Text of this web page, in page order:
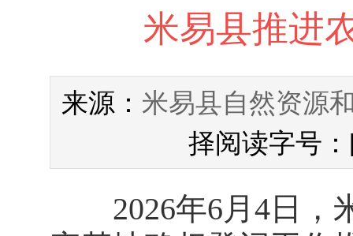
米易县推进
来源： 米易县自然资源
择阅读字号
2026年6月4日，